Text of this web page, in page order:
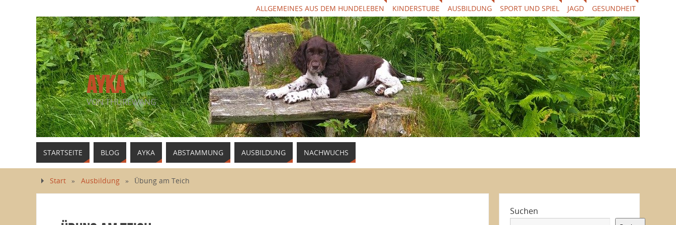
ALLGEMEINES AUS DEM HUNDELEBEN KINDERSTUBE AUSBILDUNG SPORT UND SPIEL JAGD GESUNDHEIT
AYKA
VON THUREWANG
STARTSEITE BLOG AYKA ABSTAMMUNG AUSBILDUNG NACHWUCHS
Start » Ausbildung » Übung am Teich
Suchen